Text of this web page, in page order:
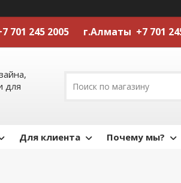
701 245 2005 г.Алматы +7 701
для
Для клиента Почему мы?